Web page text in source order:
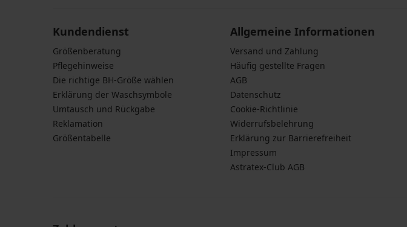
Kundendienst
Größenberatung
Pflegehinweise
Die richtige BH-Größe wählen
Erklärung der Waschsymbole
Umtausch und Rückgabe
Reklamation
Größentabelle
Allgemeine Informationen
Versand und Zahlung
Häufig gestellte Fragen
AGB
Datenschutz
Cookie-Richtlinie
Widerrufsbelehrung
Erklärung zur Barrierefreiheit
Impressum
Astratex-Club AGB